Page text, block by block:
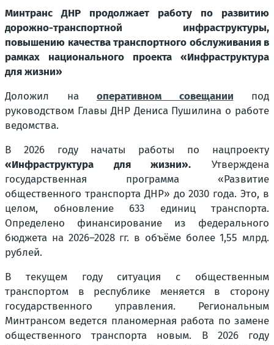
Минтранс ДНР продолжает работу по развитию
дорожно-транспортной инфраструктуры,
повышению качества транспортного обслуживания в
рамках национального проекта «Инфраструктура
для жизни»
Доложил на оперативном совещании под
руководством Главы ДНР Дениса Пушилина о работе
ведомства.
В 2026 году начаты работы по нацпроекту
«Инфраструктура для жизни». Утверждена
государственная программа «Развитие
общественного транспорта ДНР» до 2030 года. Это, в
целом, обновление 633 единиц транспорта.
Определено финансирование из федерального
бюджета на 2026–2028 гг. в объёме более 1,55 млрд.
рублей.
В текущем году ситуация с общественным
транспортом в республике меняется в сторону
государственного управления. Региональным
Минтрансом ведется планомерная работа по замене
общественного транспорта новым. В 2026 году